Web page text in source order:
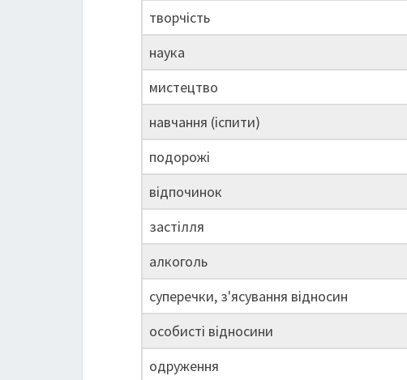
творчість
наука
мистецтво
навчання (іспити)
подорожі
відпочинок
застілля
алкоголь
суперечки, з'ясування відносин
особисті відносини
одруження